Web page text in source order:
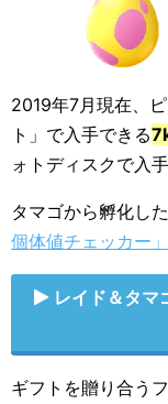
2019年7月現在、
ト」で入手できる
ォトディスクで入
タマゴから孵化した
個体値チェッカー」
レイド＆タマ
ギフトを贈り合う